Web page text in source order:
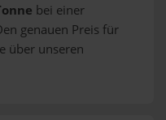
bei einer
genauen Preis für
über unseren